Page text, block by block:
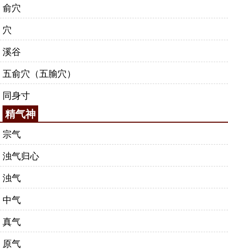
俞穴
穴
溪谷
五俞穴（五腧穴）
同身寸
精气神
宗气
浊气归心
浊气
中气
真气
原气